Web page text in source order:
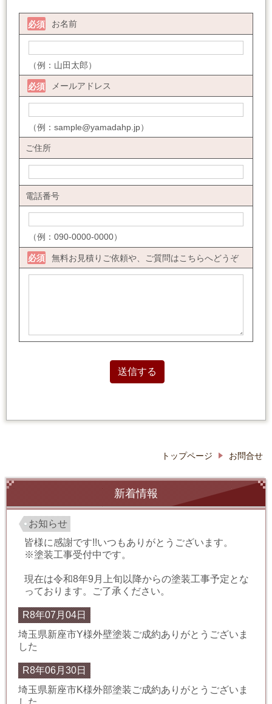
お名前
必須
（例：山田太郎）
メールアドレス
必須
（例：sample@yamadahp.jp）
ご住所
電話番号
（例：090-0000-0000）
無料お見積りご依頼や、ご質問はこちらへどうぞ
必須
トップページ お問合せ
新着情報
お知らせ
皆様に感謝です!!いつもありがとうございます。
※塗装工事受付中です。
現在は令和8年9月上旬以降からの塗装工事予定とな
っております。ご了承ください。
R8年07月04日
埼玉県新座市Y様外壁塗装ご成約ありがとうございま
した
R8年06月30日
埼玉県新座市K様外部塗装ご成約ありがとうございま
した